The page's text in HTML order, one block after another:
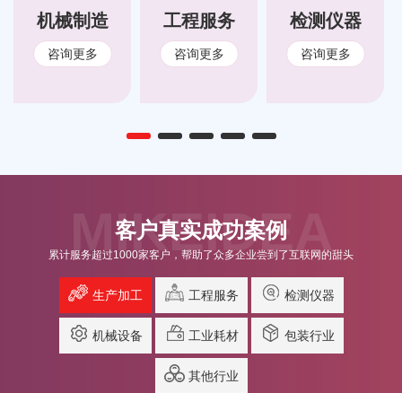
机械制造
咨询更多
工程服务
咨询更多
检测仪器
咨询更多
客户真实成功案例
累计服务超过1000家客户，帮助了众多企业尝到了互联网的甜头
MIKEIDEA
生产加工 工程服务 检测仪器
机械设备 工业耗材 包装行业
其他行业